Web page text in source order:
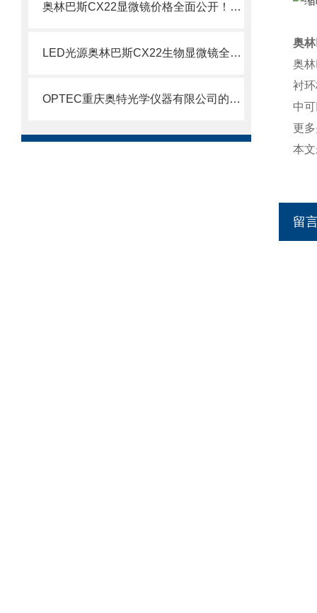
奥林巴斯CX22显微镜价格全面公开！！一律6折出售
LED光源奥林巴斯CX22生物显微镜全面问市
OPTEC重庆奥特光学仪器有限公司的公司简介B203生物显微镜
奥
奥
衬
中
更
本
留